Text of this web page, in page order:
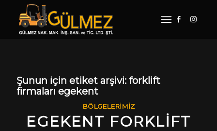
Şunun için etiket arşivi: forklift
firmaları egekent
BÖLGELERIMIZ
EGEKENT FORKLIFT